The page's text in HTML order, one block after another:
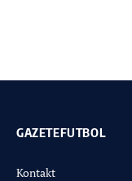
GAZETEFUTBOL
Kontakt